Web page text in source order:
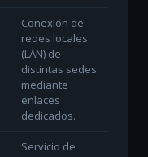
Conexión de
redes locales
(LAN) de
distintas sedes
mediante
enlaces
dedicados.
Servicio de